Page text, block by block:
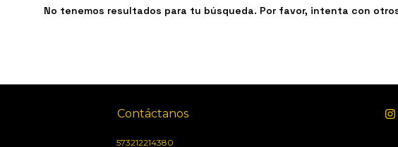
No tenemos resultados para tu búsqueda. Por favor, intenta con
Contáctanos
573212214380